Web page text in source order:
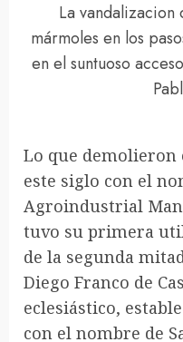
La vandalizacion
mármoles en los
en el suntuoso
Lo que demolieron
este siglo con el
Agroindustrial
tuvo su primera
de la segunda
Diego Franco de
eclesiástico,
con el nombre de